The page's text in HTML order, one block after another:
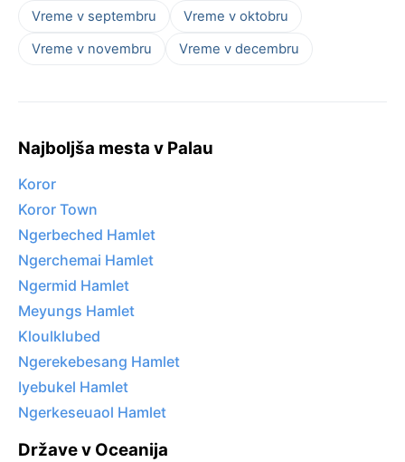
Vreme v septembru
Vreme v oktobru
Vreme v novembru
Vreme v decembru
Najboljša mesta v Palau
Koror
Koror Town
Ngerbeched Hamlet
Ngerchemai Hamlet
Ngermid Hamlet
Meyungs Hamlet
Kloulklubed
Ngerekebesang Hamlet
Iyebukel Hamlet
Ngerkeseuaol Hamlet
Države v Oceanija